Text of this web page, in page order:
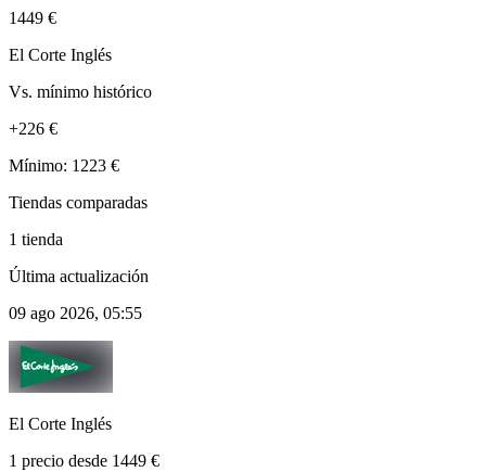
1449 €
El Corte Inglés
Vs. mínimo histórico
+226 €
Mínimo: 1223 €
Tiendas comparadas
1 tienda
Última actualización
09 ago 2026, 05:55
El Corte Inglés
1 precio desde 1449 €